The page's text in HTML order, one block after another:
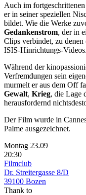
Auch im
er in seiner speziellen
bildet. Wie die Werke
Gedankenstrom, der in
Clips verbindet, zu
ISIS-Hinrichtungs-Videos.
Während der
Verfremdungen sein
murmelt er aus dem Off
Gewalt, Krieg, die Lage
herausfordernd
Der Film wurde in
Palme ausgezeichnet.
Montag 23.09
20:30
Filmclub
Dr. Streitergasse 8/D
39100 Bozen
Thank to